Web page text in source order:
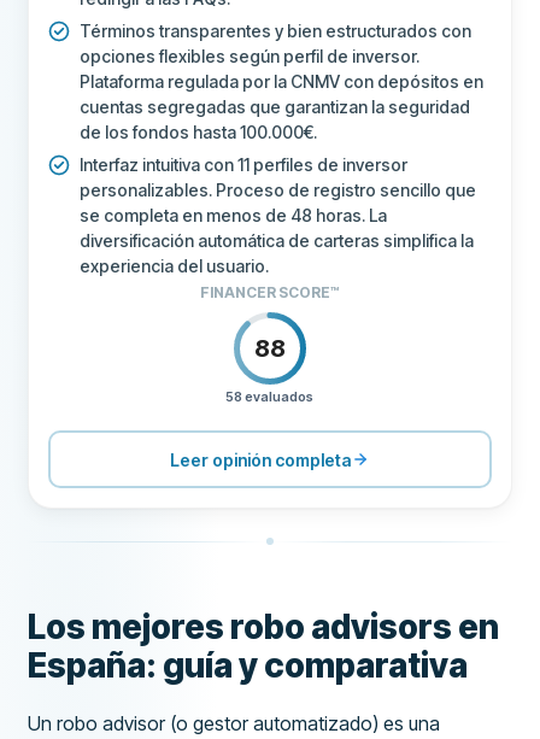
Términos transparentes y bien estructurados con
opciones flexibles según perfil de inversor.
Plataforma regulada por la CNMV con depósitos en
cuentas segregadas que garantizan la seguridad
de los fondos hasta 100.000€.
Interfaz intuitiva con 11 perfiles de inversor
personalizables. Proceso de registro sencillo que
se completa en menos de 48 horas. La
diversificación automática de carteras simplifica la
experiencia del usuario.
FINANCER SCORE™
88
58 evaluados
CONDICIONES 80
Leer opinión completa
Los mejores robo advisors en
España: guía y comparativa
Un robo advisor (o gestor automatizado) es una